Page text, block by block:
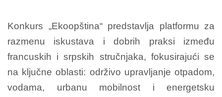
Konkurs „Ekoopština“ predstavlja platformu za
razmenu iskustava i dobrih praksi između
francuskih i srpskih stručnjaka, fokusirajući se
na ključne oblasti: održivo upravljanje otpadom,
vodama, urbanu mobilnost i energetsku